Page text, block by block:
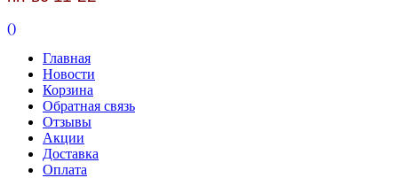
()
Главная
Новости
Корзина
Обратная связь
Отзывы
Акции
Доставка
Оплата